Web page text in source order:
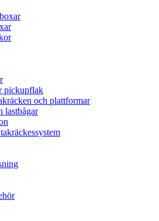
pickupflak
och plattformar
lastbågar